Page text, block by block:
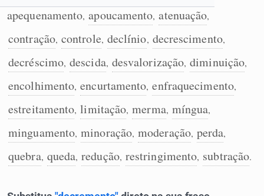
Resumir Texto
Corrigir Texto
Detector de IA
apequenamento, apoucamento, atenuação,
contração, controle, declínio, decrescimento,
decréscimo, descida, desvalorização, diminuição,
encolhimento, encurtamento, enfraquecimento,
estreitamento, limitação, merma, míngua,
minguamento, minoração, moderação, perda,
quebra, queda, redução, restringimento, subtração.